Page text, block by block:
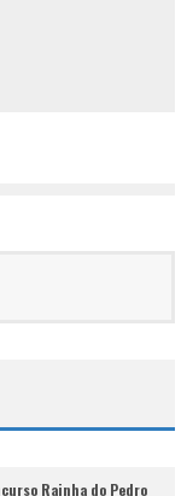
Rainha do Pedro